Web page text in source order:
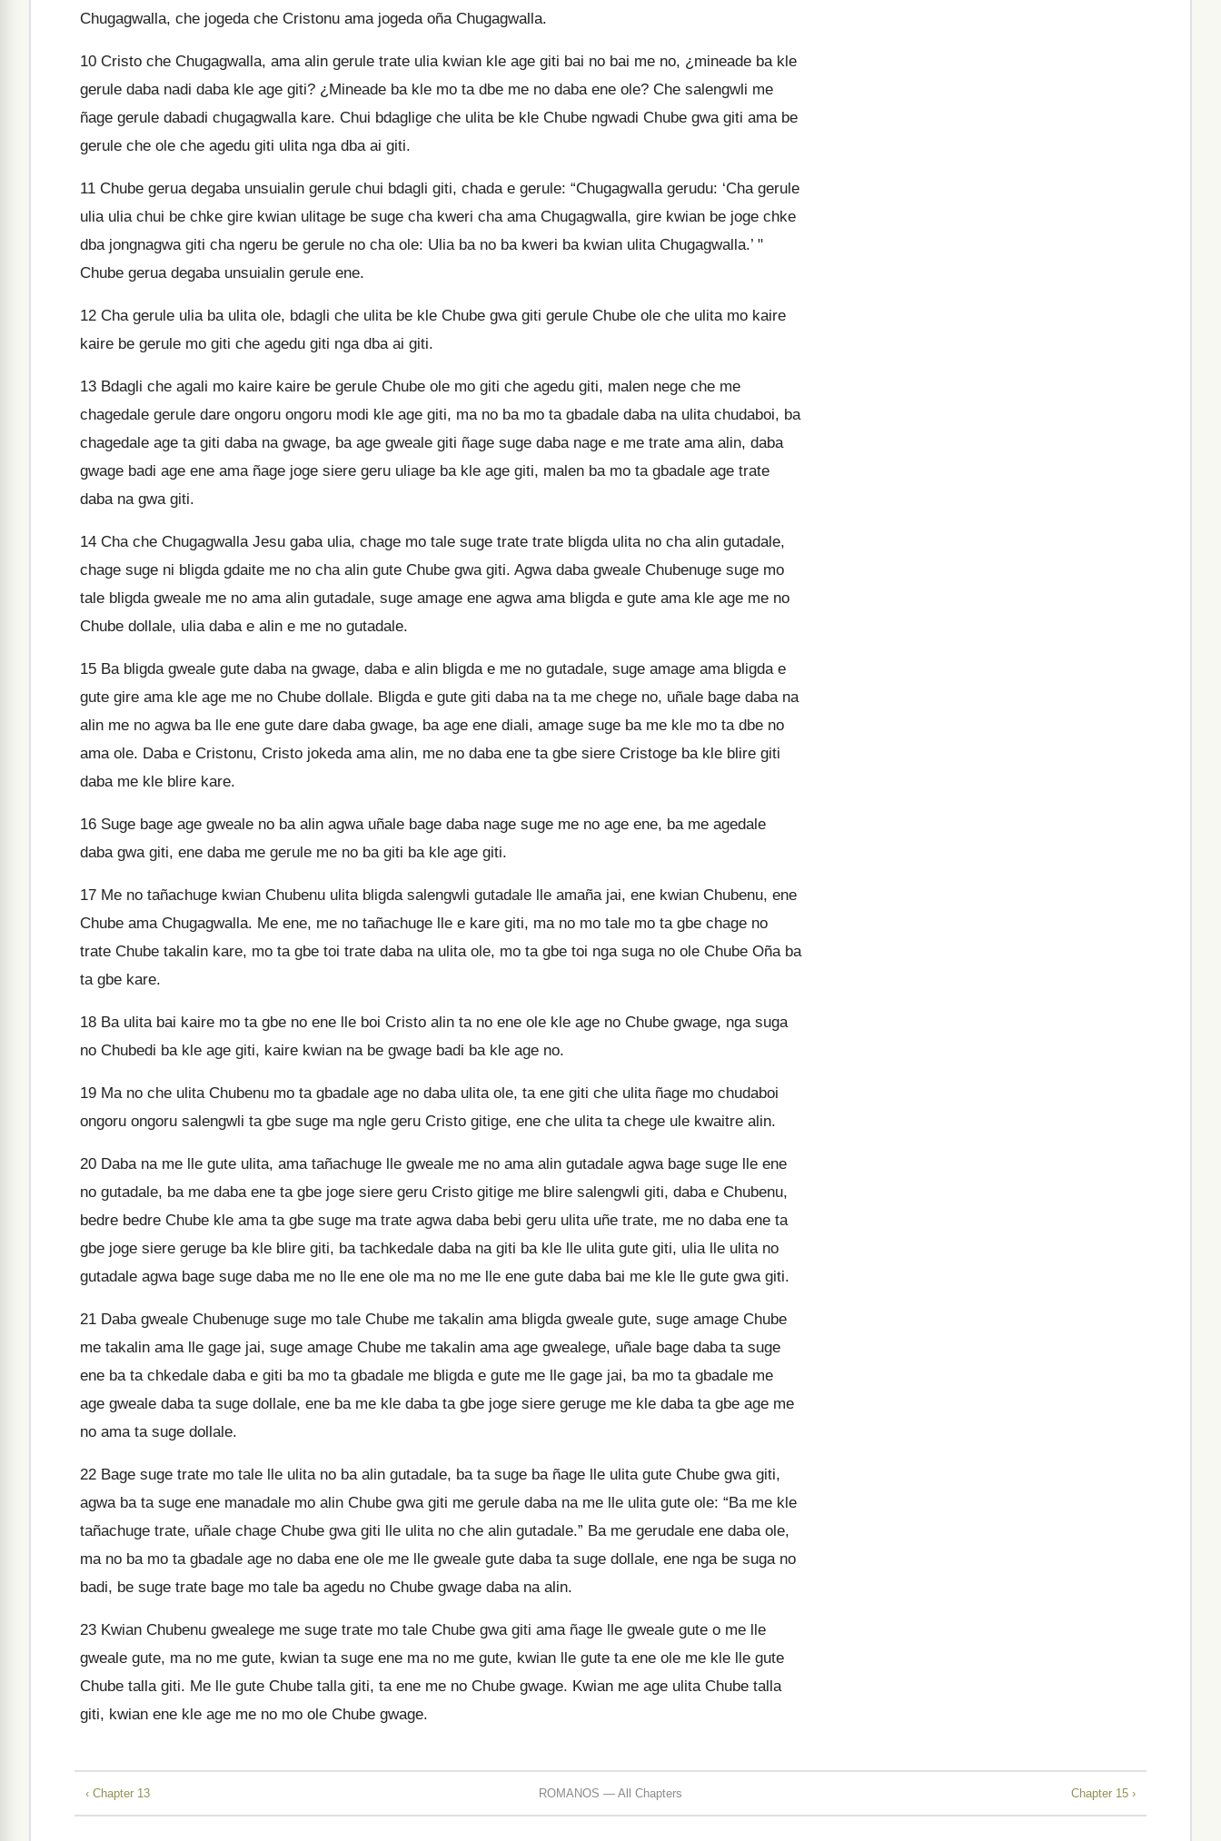
Chugagwalla, che jogeda che Cristonu ama jogeda oña Chugagwalla.
10 Cristo che Chugagwalla, ama alin gerule trate ulia kwian kle age giti bai no bai me no, ¿mineade ba kle
gerule daba nadi daba kle age giti? ¿Mineade ba kle mo ta dbe me no daba ene ole? Che salengwli me
ñage gerule dabadi chugagwalla kare. Chui bdaglige che ulita be kle Chube ngwadi Chube gwa giti ama be
gerule che ole che agedu giti ulita nga dba ai giti.
11 Chube gerua degaba unsuialin gerule chui bdagli giti, chada e gerule: “Chugagwalla gerudu: ‘Cha gerule
ulia ulia chui be chke gire kwian ulitage be suge cha kweri cha ama Chugagwalla, gire kwian be joge chke
dba jongnagwa giti cha ngeru be gerule no cha ole: Ulia ba no ba kweri ba kwian ulita Chugagwalla.’ "
Chube gerua degaba unsuialin gerule ene.
12 Cha gerule ulia ba ulita ole, bdagli che ulita be kle Chube gwa giti gerule Chube ole che ulita mo kaire
kaire be gerule mo giti che agedu giti nga dba ai giti.
13 Bdagli che agali mo kaire kaire be gerule Chube ole mo giti che agedu giti, malen nege che me
chagedale gerule dare ongoru ongoru modi kle age giti, ma no ba mo ta gbadale daba na ulita chudaboi, ba
chagedale age ta giti daba na gwage, ba age gweale giti ñage suge daba nage e me trate ama alin, daba
gwage badi age ene ama ñage joge siere geru uliage ba kle age giti, malen ba mo ta gbadale age trate
daba na gwa giti.
14 Cha che Chugagwalla Jesu gaba ulia, chage mo tale suge trate trate bligda ulita no cha alin gutadale,
chage suge ni bligda gdaite me no cha alin gute Chube gwa giti. Agwa daba gweale Chubenuge suge mo
tale bligda gweale me no ama alin gutadale, suge amage ene agwa ama bligda e gute ama kle age me no
Chube dollale, ulia daba e alin e me no gutadale.
15 Ba bligda gweale gute daba na gwage, daba e alin bligda e me no gutadale, suge amage ama bligda e
gute gire ama kle age me no Chube dollale. Bligda e gute giti daba na ta me chege no, uñale bage daba na
alin me no agwa ba lle ene gute dare daba gwage, ba age ene diali, amage suge ba me kle mo ta dbe no
ama ole. Daba e Cristonu, Cristo jokeda ama alin, me no daba ene ta gbe siere Cristoge ba kle blire giti
daba me kle blire kare.
16 Suge bage age gweale no ba alin agwa uñale bage daba nage suge me no age ene, ba me agedale
daba gwa giti, ene daba me gerule me no ba giti ba kle age giti.
17 Me no tañachuge kwian Chubenu ulita bligda salengwli gutadale lle amaña jai, ene kwian Chubenu, ene
Chube ama Chugagwalla. Me ene, me no tañachuge lle e kare giti, ma no mo tale mo ta gbe chage no
trate Chube takalin kare, mo ta gbe toi trate daba na ulita ole, mo ta gbe toi nga suga no ole Chube Oña ba
ta gbe kare.
18 Ba ulita bai kaire mo ta gbe no ene lle boi Cristo alin ta no ene ole kle age no Chube gwage, nga suga
no Chubedi ba kle age giti, kaire kwian na be gwage badi ba kle age no.
19 Ma no che ulita Chubenu mo ta gbadale age no daba ulita ole, ta ene giti che ulita ñage mo chudaboi
ongoru ongoru salengwli ta gbe suge ma ngle geru Cristo gitige, ene che ulita ta chege ule kwaitre alin.
20 Daba na me lle gute ulita, ama tañachuge lle gweale me no ama alin gutadale agwa bage suge lle ene
no gutadale, ba me daba ene ta gbe joge siere geru Cristo gitige me blire salengwli giti, daba e Chubenu,
bedre bedre Chube kle ama ta gbe suge ma trate agwa daba bebi geru ulita uñe trate, me no daba ene ta
gbe joge siere geruge ba kle blire giti, ba tachkedale daba na giti ba kle lle ulita gute giti, ulia lle ulita no
gutadale agwa bage suge daba me no lle ene ole ma no me lle ene gute daba bai me kle lle gute gwa giti.
21 Daba gweale Chubenuge suge mo tale Chube me takalin ama bligda gweale gute, suge amage Chube
me takalin ama lle gage jai, suge amage Chube me takalin ama age gwealege, uñale bage daba ta suge
ene ba ta chkedale daba e giti ba mo ta gbadale me bligda e gute me lle gage jai, ba mo ta gbadale me
age gweale daba ta suge dollale, ene ba me kle daba ta gbe joge siere geruge me kle daba ta gbe age me
no ama ta suge dollale.
22 Bage suge trate mo tale lle ulita no ba alin gutadale, ba ta suge ba ñage lle ulita gute Chube gwa giti,
agwa ba ta suge ene manadale mo alin Chube gwa giti me gerule daba na me lle ulita gute ole: “Ba me kle
tañachuge trate, uñale chage Chube gwa giti lle ulita no che alin gutadale.” Ba me gerudale ene daba ole,
ma no ba mo ta gbadale age no daba ene ole me lle gweale gute daba ta suge dollale, ene nga be suga no
badi, be suge trate bage mo tale ba agedu no Chube gwage daba na alin.
23 Kwian Chubenu gwealege me suge trate mo tale Chube gwa giti ama ñage lle gweale gute o me lle
gweale gute, ma no me gute, kwian ta suge ene ma no me gute, kwian lle gute ta ene ole me kle lle gute
Chube talla giti. Me lle gute Chube talla giti, ta ene me no Chube gwage. Kwian me age ulita Chube talla
giti, kwian ene kle age me no mo ole Chube gwage.
‹ Chapter 13 ROMANOS — All Chapters Chapter 15 ›